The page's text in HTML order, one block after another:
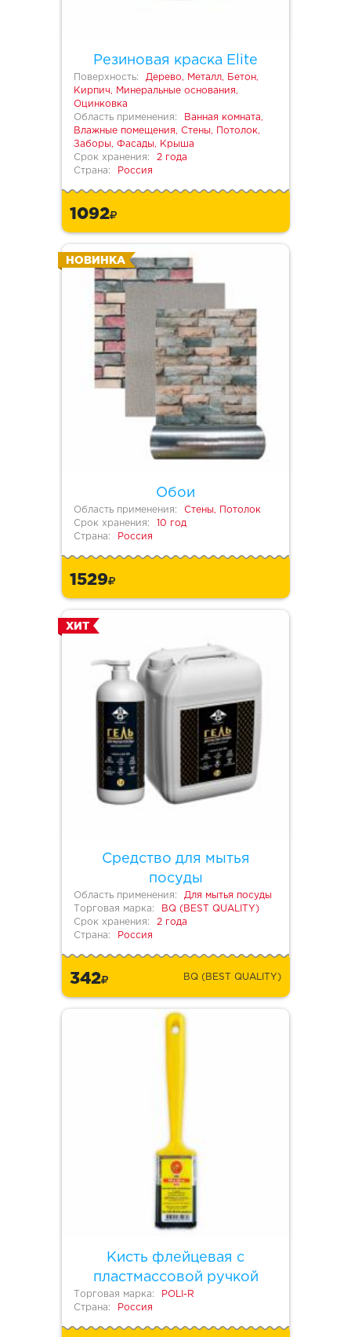
Резиновая краска Elite
Поверхность:
Дерево, Металл, Бетон,
Кирпич, Минеральные основания,
Оцинковка
Область применения:
Ванная комната,
Влажные помещения, Стены, Потолок,
Заборы, Фасады, Крыша
Срок хранения:
2 года
Страна:
Россия
1092
Обои
НОВИНКА
Область применения:
Стены, Потолок
Срок хранения:
10 год
Страна:
Россия
1529
Средство для мытья
посуды
ХИТ
Область применения:
Для мытья посуды
Торговая марка:
BQ (BEST QUALITY)
Срок хранения:
2 года
Страна:
Россия
342 BQ (BEST QUALITY)
Кисть флейцевая с
пластмассовой ручкой
Торговая марка:
POLI-R
Страна:
Россия